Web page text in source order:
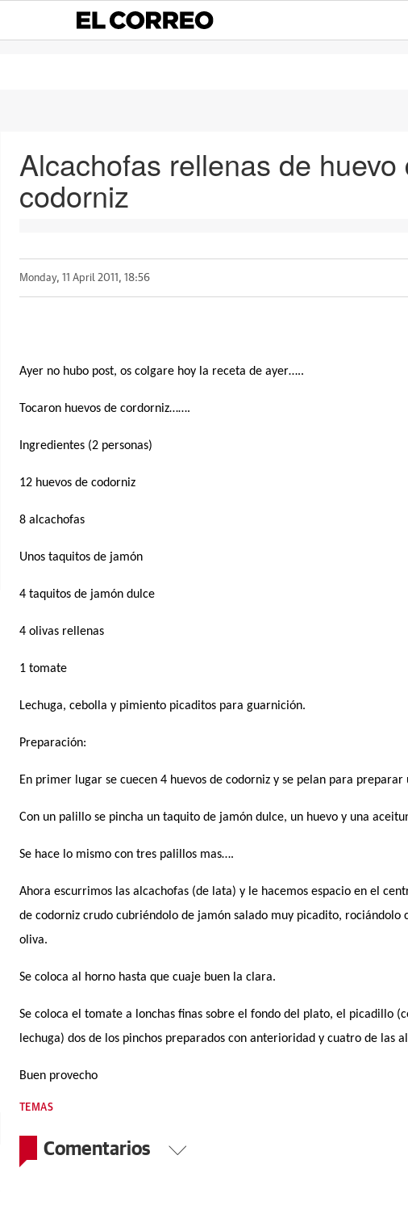
Alcachofas rellenas de huevo
codorniz
Monday, 11 April 2011, 18:56
Ayer no hubo post, os colgare hoy la receta de ayer…..
Tocaron huevos de cordorniz…….
Ingredientes (2 personas)
12 huevos de codorniz
8 alcachofas
Unos taquitos de jamón
4 taquitos de jamón dulce
4 olivas rellenas
1 tomate
Lechuga, cebolla y pimiento picaditos para guarnición.
Preparación:
En primer lugar se cuecen 4 huevos de codorniz y se pelan para preparar
Con un palillo se pincha un taquito de jamón dulce, un huevo y una
Se hace lo mismo con tres palillos mas….
Ahora escurrimos las alcachofas (de lata) y le hacemos espacio en el
de codorniz crudo cubriéndolo de jamón salado muy picadito, rociándolo
oliva.
Se coloca al horno hasta que cuaje buen la clara.
Se coloca el tomate a lonchas finas sobre el fondo del plato, el picadillo
lechuga) dos de los pinchos preparados con anterioridad y cuatro de las
Buen provecho
TEMAS
Comentarios